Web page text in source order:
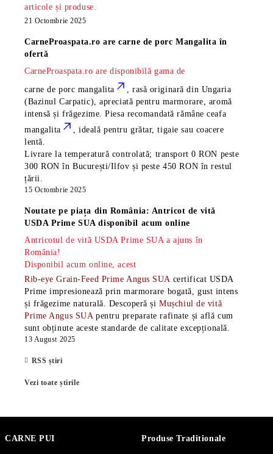
articole și produse.
21 Octombrie 2025
CarneProaspata.ro arecarne de porc Mangalita în
ofertă
CarneProaspata.ro are disponibilă gama de
carne de porc mangalita
, rasă originară din Ungaria
(Bazinul Carpatic), apreciată pentru marmorare, aromă
intensă și frăgezime. Piesa recomandată rămâneceafa
mangalita
, ideală pentru grătar, tigaie sau coacere
lentă.
Livrare la temperatură controlată; transport 0 RON peste
300 RON în București/Ilfov și peste 450 RON în restul
țării.
15 Octombrie 2025
Noutate pe piața din România: Antricot de vită
USDA Prime SUA disponibil acum online
Antricotul de vită USDA Prime SUA a ajuns în
România!
Disponibil acum online, acest
Rib-eye Grain-Feed Prime Angus SUA certificat USDA
Prime impresionează prin marmorare bogată, gust intens
și frăgezime naturală. Descoperă șiMușchiul de vită
Prime Angus SUA pentru preparate rafinate și află cum
sunt obținute aceste standarde de calitate excepțională.
13 August 2025
RSS știri
Vezi toate știrile
CARNE PUI Produse Traditionale